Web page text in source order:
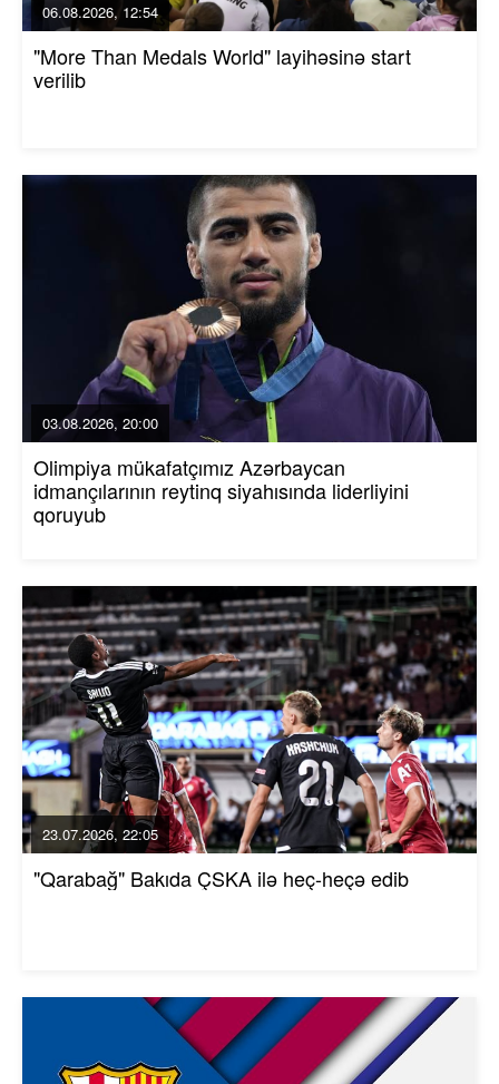
06.08.2026, 12:54
"More Than Medals World" layihəsinə start
verilib
03.08.2026, 20:00
Olimpiya mükafatçımız Azərbaycan
idmançılarının reytinq siyahısında liderliyini
qoruyub
23.07.2026, 22:05
"Qarabağ" Bakıda ÇSKA ilə heç-heçə edib